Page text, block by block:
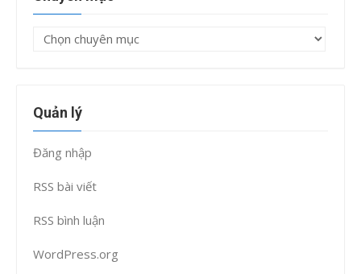
Chuyên
Quản lý
Đăng nhập
RSS bài viết
RSS bình luận
WordPress.org